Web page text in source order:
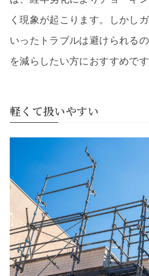
く現象が起こります。しかし
いったトラブルは避けられる
を減らしたい方におすすめです
軽くて扱いやすい